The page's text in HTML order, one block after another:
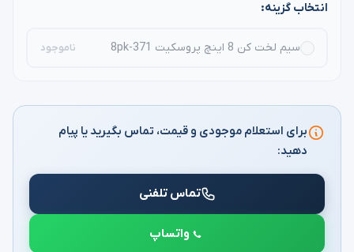
انتخاب گزینه:
سیم لخت کن 8 اینچ پروسکیت 8pk-371 ناموجود
برای استعلام موجودی و قیمت، تماس بگیرید یا پیام
دهید:
تماس تلفنی
واتساپ